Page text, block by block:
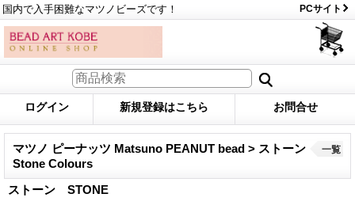
国内で入手困難なマツノビーズです！ PCサイト
ログイン 新規登録はこちら お問合せ
マツノ ピーナッツ Matsuno PEANUT bead > ストーン
Stone Colours
ストーン STONE
一覧